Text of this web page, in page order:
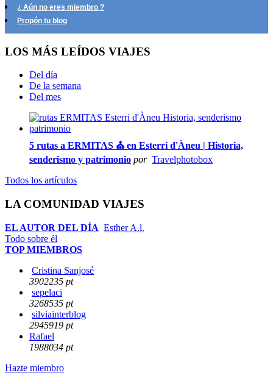
¿ Aún no eres miembro ?
Propón tu blog
LOS MÁS LEÍDOS VIAJES
Del día
De la semana
Del mes
5 rutas a ERMITAS ⛪ en Esterri d'Àneu | Historia,
senderismo y patrimonio por Travelphotobox
Todos los artículos
LA COMUNIDAD VIAJES
EL AUTOR DEL DÍA Esther A.l.
Todo sobre él
TOP MIEMBROS
Cristina Sanjosé
3902235 pt
sepelaci
3268535 pt
silviainterblog
2945919 pt
Rafael
1988034 pt
Hazte miembro